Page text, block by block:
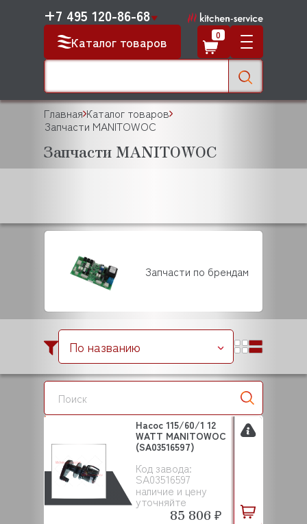
Каталог товаров
+7 495 120-86-68
0
Главная Каталог товаров
Запчасти MANITOWOC
Запчасти MANITOWOC
Запчасти по брендам
По названию
Код завода:
SA03516597
наличие и цену
уточняйте
Насос 115/60/1 12
WATT MANITOWOC
(SA03516597)
85 806 ₽